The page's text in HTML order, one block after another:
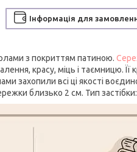
Інформація для
з покриттям патиною.
красу, міць і таємницю. Її
захопили всі ці якості
близько 2 см. Тип застібки: